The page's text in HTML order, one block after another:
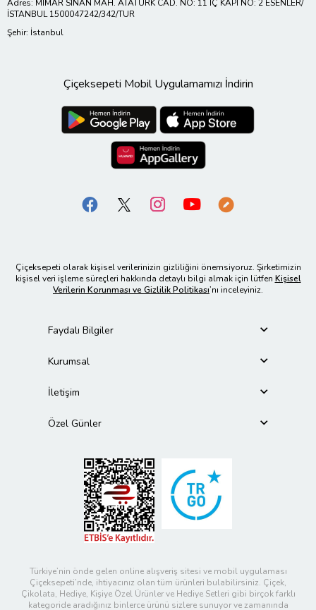
Adres: MİMAR SİNAN MAH. ATATÜRK CAD. NO: 11 İÇ KAPI NO: 2 ESENLER/
İSTANBUL 1500047242/342/TUR
Şehir: İstanbul
Çiçeksepeti Mobil Uygulamamızı İndirin
Çiçeksepeti olarak kişisel verilerinizin gizliliğini önemsiyoruz. Şirketimizin
kişisel veri işleme süreçleri hakkında detaylı bilgi almak için lütfen Kişisel
Verilerin Korunması ve Gizlilik Politikası’nı inceleyiniz.
Faydalı Bilgiler
Kurumsal
İletişim
Özel Günler
Türkiye’nin önde gelen online alışveriş sitesi ve mobil uygulaması
Çiçeksepeti’nde, ihtiyacınız olan tüm ürünleri bulabilirsiniz. Çiçek,
Çikolata, Hediye, Kişiye Özel Ürünler ve Hediye Setleri gibi birçok farklı
kategoride aradığınız binlerce ürünü sizlere sunuyor ve zamanında